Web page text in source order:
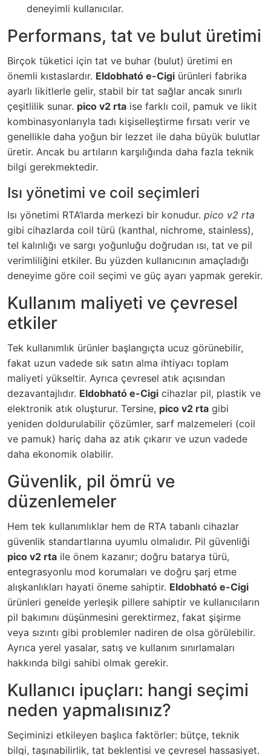
deneyimli kullanıcılar.
Performans, tat ve bulut üretimi
Birçok tüketici için tat ve buhar (bulut) üretimi en
önemli kıstaslardır. Eldobható e-Cigi ürünleri fabrika
ayarlı likitlerle gelir, stabil bir tat sağlar ancak sınırlı
çeşitlilik sunar. pico v2 rta ise farklı coil, pamuk ve likit
kombinasyonlarıyla tadı kişiselleştirme fırsatı verir ve
genellikle daha yoğun bir lezzet ile daha büyük bulutlar
üretir. Ancak bu artıların karşılığında daha fazla teknik
bilgi gerekmektedir.
Isı yönetimi ve coil seçimleri
Isı yönetimi RTA’larda merkezi bir konudur. pico v2 rta
gibi cihazlarda coil türü (kanthal, nichrome, stainless),
tel kalınlığı ve sargı yoğunluğu doğrudan ısı, tat ve pil
verimliliğini etkiler. Bu yüzden kullanıcının amaçladığı
deneyime göre coil seçimi ve güç ayarı yapmak gerekir.
Kullanım maliyeti ve çevresel
etkiler
Tek kullanımlık ürünler başlangıçta ucuz görünebilir,
fakat uzun vadede sık satın alma ihtiyacı toplam
maliyeti yükseltir. Ayrıca çevresel atık açısından
dezavantajlıdır. Eldobható e-Cigi cihazlar pil, plastik ve
elektronik atık oluşturur. Tersine, pico v2 rta gibi
yeniden doldurulabilir çözümler, sarf malzemeleri (coil
ve pamuk) hariç daha az atık çıkarır ve uzun vadede
daha ekonomik olabilir.
Güvenlik, pil ömrü ve
düzenlemeler
Hem tek kullanımlıklar hem de RTA tabanlı cihazlar
güvenlik standartlarına uyumlu olmalıdır. Pil güvenliği
pico v2 rta ile önem kazanır; doğru batarya türü,
entegrasyonlu mod korumaları ve doğru şarj etme
alışkanlıkları hayati öneme sahiptir. Eldobható e-Cigi
ürünleri genelde yerleşik pillere sahiptir ve kullanıcıların
pil bakımını düşünmesini gerektirmez, fakat şişirme
veya sızıntı gibi problemler nadiren de olsa görülebilir.
Ayrıca yerel yasalar, satış ve kullanım sınırlamaları
hakkında bilgi sahibi olmak gerekir.
Kullanıcı ipuçları: hangi seçimi
neden yapmalısınız?
Seçiminizi etkileyen başlıca faktörler: bütçe, teknik
bilgi, taşınabilirlik, tat beklentisi ve çevresel hassasiyet.